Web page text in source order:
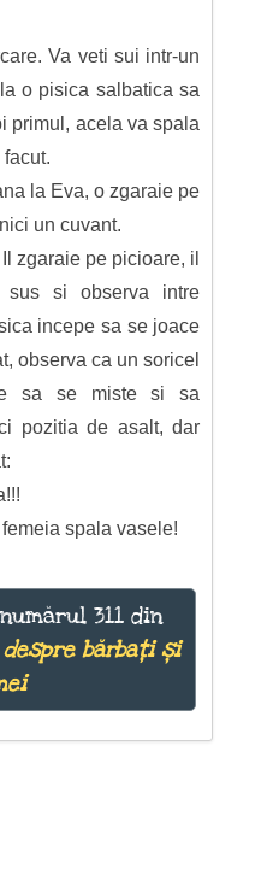
Va veti sui intr-un
o pisica salbatica sa
primul, acela va spala
la Eva, o zgaraie pe
un cuvant.
zgaraie pe picioare, il
si observa intre
incepe sa se joace
observa ca un soricel
sa se miste si sa
pozitia de asalt, dar
spala vasele!
311 din
bărbați și